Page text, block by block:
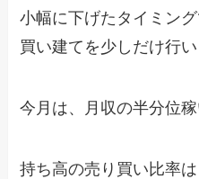
小幅に下げたタイミン
買い建てを少しだけ行い
今月は、月収の半分位稼
持ち高の売り買い比率